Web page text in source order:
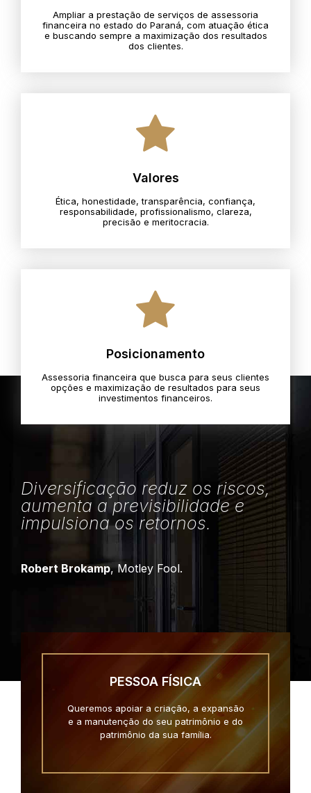
Ampliar a prestação de serviços de assessoria
financeira no estado do Paraná, com atuação ética
e buscando sempre a maximização dos resultados
dos clientes.
Valores
Ética, honestidade, transparência, confiança,
responsabilidade, profissionalismo, clareza,
precisão e meritocracia.​
Posicionamento
Assessoria financeira que busca para seus clientes
opções e maximização de resultados para seus
investimentos financeiros.
Diversificação reduz os riscos,
aumenta a previsibilidade e
impulsiona os retornos.
Robert Brokamp, Motley Fool.
PESSOA FÍSICA
Queremos apoiar a criação, a expansão
e a manutenção do seu patrimônio e do
patrimônio da sua família.